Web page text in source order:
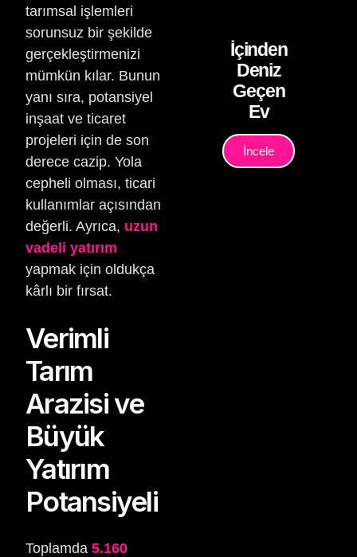
tarımsal işlemleri
sorunsuz bir şekilde
gerçekleştirmenizi
mümkün kılar. Bunun
yanı sıra, potansiyel
inşaat ve ticaret
projeleri için de son
derece cazip. Yola
cepheli olması, ticari
kullanımlar açısından
değerli. Ayrıca, uzun
vadeli yatırım
yapmak için oldukça
kârlı bir fırsat.
Verimli
Tarım
Arazisi ve
Büyük
Yatırım
Potansiyeli
Toplamda5.160
İçinden
Deniz
Geçen
Ev
İncele